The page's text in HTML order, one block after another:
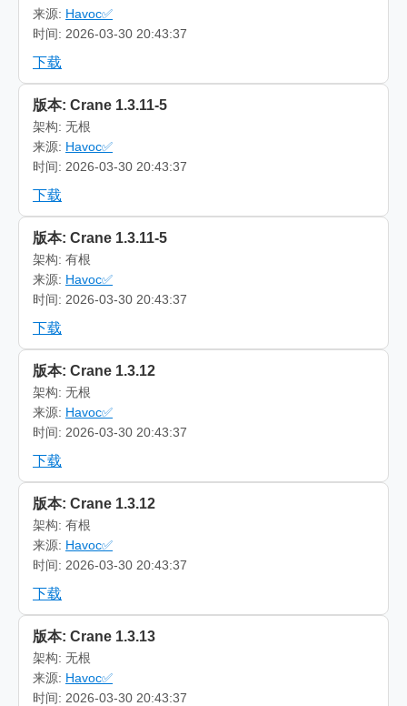
来源: Havoc✅
时间: 2026-03-30 20:43:37
下载
版本: Crane 1.3.11-5
架构: 无根
来源: Havoc✅
时间: 2026-03-30 20:43:37
下载
版本: Crane 1.3.11-5
架构: 有根
来源: Havoc✅
时间: 2026-03-30 20:43:37
下载
版本: Crane 1.3.12
架构: 无根
来源: Havoc✅
时间: 2026-03-30 20:43:37
下载
版本: Crane 1.3.12
架构: 有根
来源: Havoc✅
时间: 2026-03-30 20:43:37
下载
版本: Crane 1.3.13
架构: 无根
来源: Havoc✅
时间: 2026-03-30 20:43:37